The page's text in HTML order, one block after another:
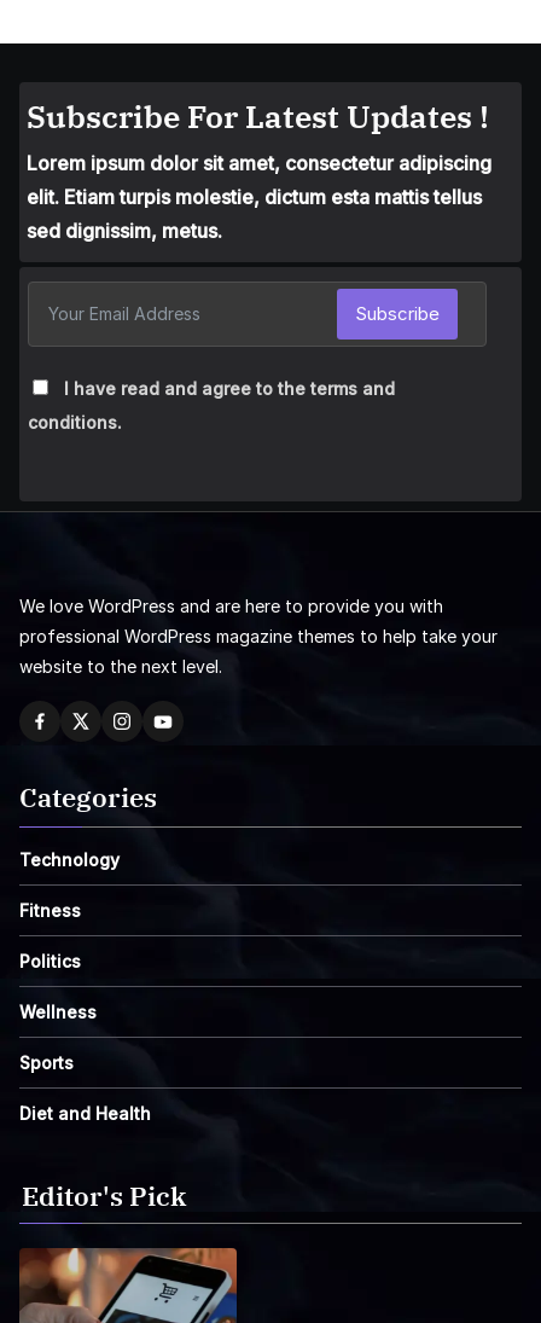
Subscribe For Latest Updates !
Lorem ipsum dolor sit amet, consectetur adipiscing
elit. Etiam turpis molestie, dictum esta mattis tellus
sed dignissim, metus.
I have read and agree to the terms and
conditions.
Subscribe
We love WordPress and are here to provide you with
professional WordPress magazine themes to help take your
website to the next level.
Categories
Technology
Fitness
Politics
Wellness
Sports
Diet and Health
Editor's Pick